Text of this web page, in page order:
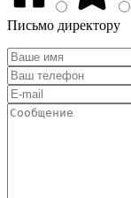
Письмо директору